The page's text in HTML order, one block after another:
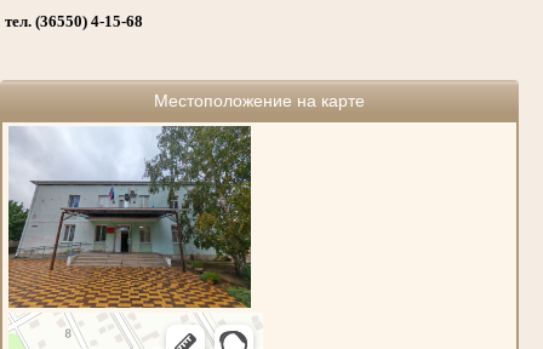
тел. (36550) 4-15-68
Местоположение на карте